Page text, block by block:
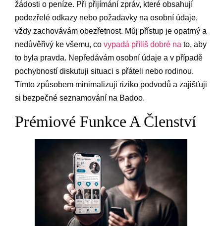
žádosti o peníze. Při přijímání zpráv, které obsahují
podezřelé odkazy nebo požadavky na osobní údaje,
vždy zachovávám obezřetnost. Můj přístup je opatrný a
nedůvěřivý ke všemu, co vypadá příliš dobré na to, aby
to byla pravda. Nepředávám osobní údaje a v případě
pochybností diskutuji situaci s přáteli nebo rodinou.
Tímto způsobem minimalizuji riziko podvodů a zajišťuji
si bezpečné seznamování na Badoo.
Prémiové Funkce A Členství